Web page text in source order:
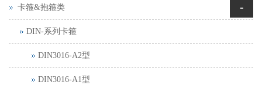
卡箍&抱箍类 -
DIN-系列卡箍
DIN3016-A2型
DIN3016-A1型